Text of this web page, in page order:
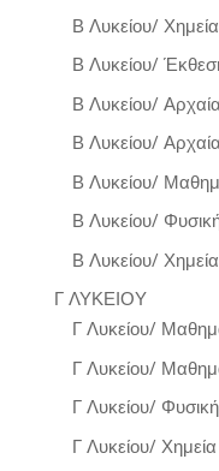
Β Λυκείου/
Β Λυκείου/
Β Λυκείου/ Αρχαία
Β Λυκείου/
Β Λυκείου/
Β Λυκείου/
Β Λυκείου/
Γ ΛΥΚΕΙΟΥ
Γ Λυκείου/
Γ Λυκείου/
Γ Λυκείου/
Γ Λυκείου/